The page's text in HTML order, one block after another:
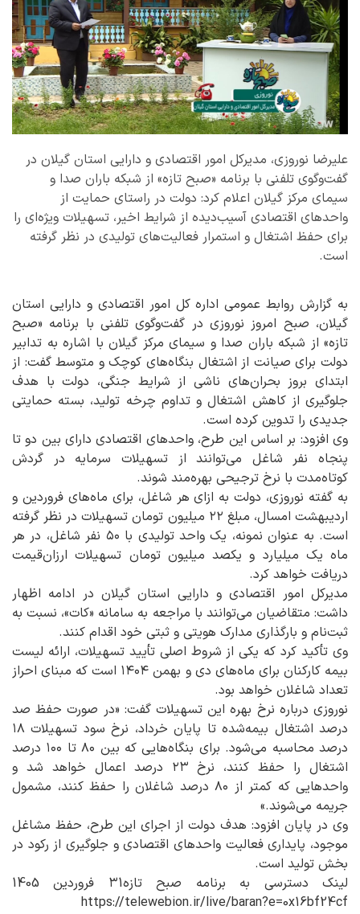
علیرضا نوروزی، مدیرکل امور اقتصادی و دارایی استان گیلان در
گفت‌وگوی تلفنی با برنامه «صبح تازه» از شبکه باران صدا و
سیمای مرکز گیلان اعلام کرد: دولت در راستای حمایت از
واحدهای اقتصادی آسیب‌دیده از شرایط اخیر، تسهیلات ویژه‌ای را
برای حفظ اشتغال و استمرار فعالیت‌های تولیدی در نظر گرفته
است.
به گزارش روابط عمومی اداره کل امور اقتصادی و دارایی استان
گیلان، صبح امروز نوروزی در گفت‌وگوی تلفنی با برنامه «صبح
تازه» از شبکه باران صدا و سیمای مرکز گیلان با اشاره به تدابیر
دولت برای صیانت از اشتغال بنگاه‌های کوچک و متوسط گفت: از
ابتدای بروز بحران‌های ناشی از شرایط جنگی، دولت با هدف
جلوگیری از کاهش اشتغال و تداوم چرخه تولید، بسته حمایتی
جدیدی را تدوین کرده است.
وی افزود: بر اساس این طرح، واحدهای اقتصادی دارای بین دو تا
پنجاه نفر شاغل می‌توانند از تسهیلات سرمایه در گردش
کوتاه‌مدت با نرخ ترجیحی بهره‌مند شوند.
به گفته نوروزی، دولت به ازای هر شاغل، برای ماه‌های فروردین و
اردیبهشت امسال، مبلغ ۲۲ میلیون تومان تسهیلات در نظر گرفته
است. به عنوان نمونه، یک واحد تولیدی با ۵۰ نفر شاغل، در هر
ماه یک میلیارد و یکصد میلیون تومان تسهیلات ارزان‌قیمت
دریافت خواهد کرد.
مدیرکل امور اقتصادی و دارایی استان گیلان در ادامه اظهار
داشت: متقاضیان می‌توانند با مراجعه به سامانه «کات»، نسبت به
ثبت‌نام و بارگذاری مدارک هویتی و ثبتی خود اقدام کنند.
وی تأکید کرد که یکی از شروط اصلی تأیید تسهیلات، ارائه لیست
بیمه کارکنان برای ماه‌های دی و بهمن ۱۴۰۴ است که مبنای احراز
تعداد شاغلان خواهد بود.
نوروزی درباره نرخ بهره این تسهیلات گفت: «در صورت حفظ صد
درصد اشتغال بیمه‌شده تا پایان خرداد، نرخ سود تسهیلات ۱۸
درصد محاسبه می‌شود. برای بنگاه‌هایی که بین ۸۰ تا ۱۰۰ درصد
اشتغال را حفظ کنند، نرخ ۲۳ درصد اعمال خواهد شد و
واحدهایی که کمتر از ۸۰ درصد شاغلان را حفظ کنند، مشمول
جریمه می‌شوند.»
وی در پایان افزود: هدف دولت از اجرای این طرح، حفظ مشاغل
موجود، پایداری فعالیت واحدهای اقتصادی و جلوگیری از رکود در
بخش تولید است.
لینک دسترسی به برنامه صبح تازه۳1 فروردین 1405
https://telewebion.ir/live/baran?e=0x16bf24cf